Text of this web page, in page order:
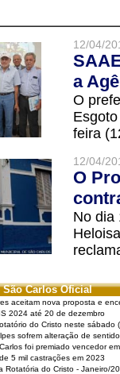
12/04/
a
O
feira
12/04/
O
No dia
Carlos Oficial
aceitam nova proposta e
2024 até 20 de dezembro
do Cristo neste sábado
sofrem alteração de
foi premiado vencedor
5 mil castrações em 2023
Rotatória do Cristo - Janeiro/